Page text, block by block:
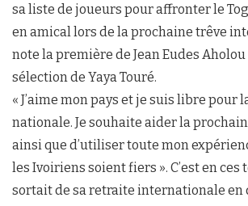
sa liste de joueurs pour affronter le
en amical lors de la prochaine trêve
note la première de Jean Eudes
sélection de Yaya Touré.
« J’aime mon pays et je suis libre pour
nationale. Je souhaite aider la
ainsi que d’utiliser toute mon
les Ivoiriens soient fiers ». C’est en ces
sortait de sa retraite internationale en